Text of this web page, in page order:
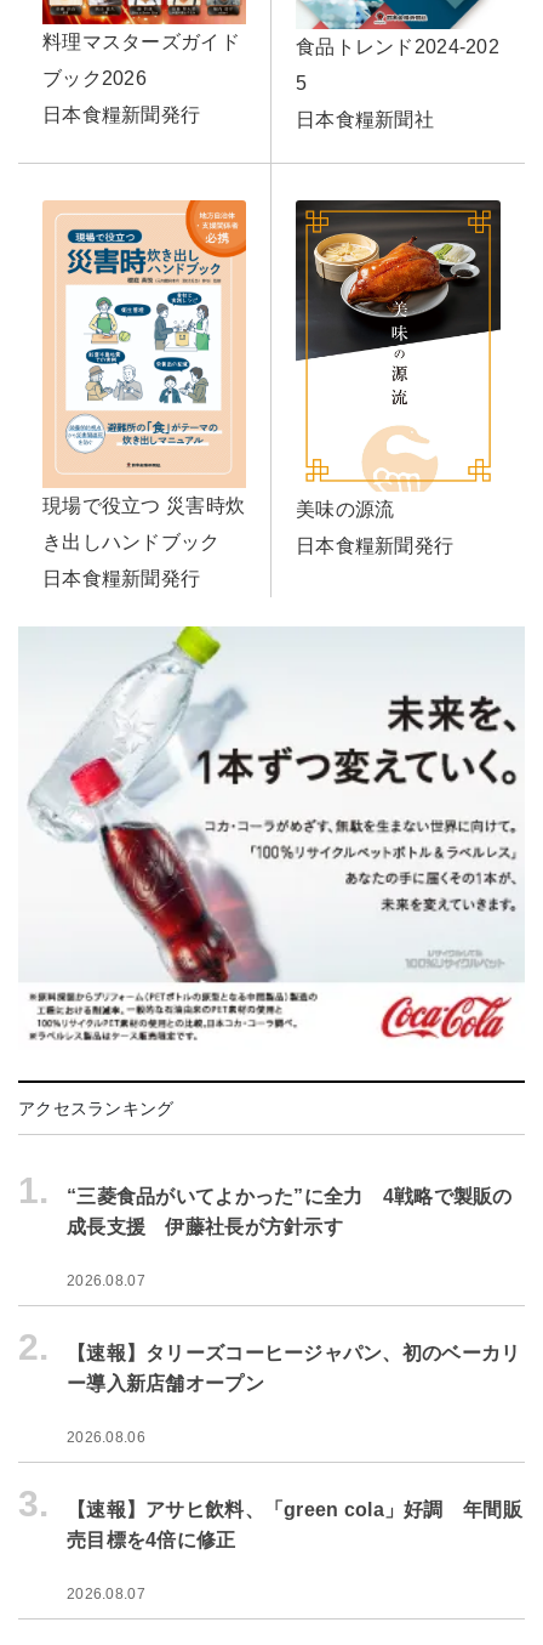
料理マスターズガイド
ブック2026
日本食糧新聞発行
食品トレンド2024-202
5
日本食糧新聞社
現場で役立つ 災害時炊
き出しハンドブック
日本食糧新聞発行
美味の源流
日本食糧新聞発行
アクセスランキング
1.
“三菱食品がいてよかった”に全力 4戦略で製販の
成長支援 伊藤社長が方針示す
2026.08.07
2.
【速報】タリーズコーヒージャパン、初のベーカリ
ー導入新店舗オープン
2026.08.06
3.
【速報】アサヒ飲料、「green cola」好調 年間販
売目標を4倍に修正
2026.08.07